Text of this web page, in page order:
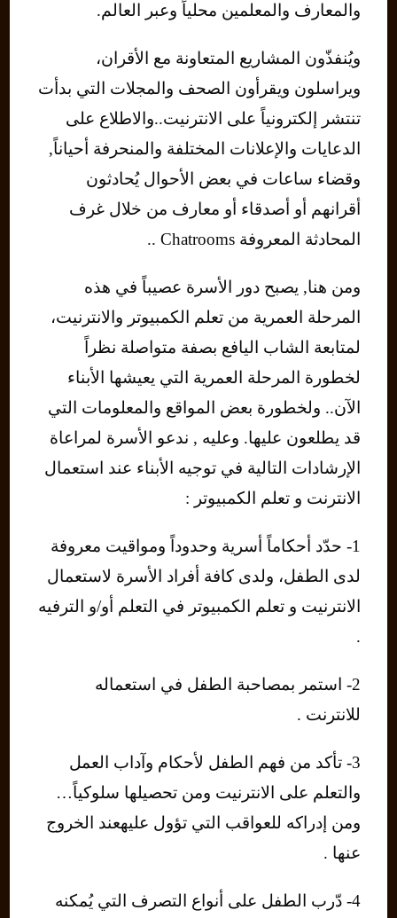
والمعارف والمعلمين محلياً وعبر العالم.
ويُنفذّون المشاريع المتعاونة مع الأقران،
ويراسلون ويقرأون الصحف والمجلات التي بدأت
تنتشر إلكترونياً على الانترنيت..والاطلاع على
الدعايات والإعلانات المختلفة والمنحرفة أحياناً,
وقضاء ساعات في بعض الأحوال يُحادثون
أقرانهم أو أصدقاء أو معارف من خلال غرف
المحادثة المعروفة Chatrooms ..
ومن هنا, يصبح دور الأسرة عصيباً في هذه
المرحلة العمرية من تعلم الكمبيوتر والانترنيت،
لمتابعة الشاب اليافع بصفة متواصلة نظراً
لخطورة المرحلة العمرية التي يعيشها الأبناء
الآن.. ولخطورة بعض المواقع والمعلومات التي
قد يطلعون عليها. وعليه , ندعو الأسرة لمراعاة
الإرشادات التالية في توجيه الأبناء عند استعمال
الانترنت و تعلم الكمبيوتر :
1- حدّد أحكاماً أسرية وحدوداً ومواقيت معروفة
لدى الطفل، ولدى كافة أفراد الأسرة لاستعمال
الانترنيت و تعلم الكمبيوتر في التعلم أو/و الترفيه
.
2- استمر بمصاحبة الطفل في استعماله
للانترنت .
3- تأكد من فهم الطفل لأحكام وآداب العمل
والتعلم على الانترنيت ومن تحصيلها سلوكياً…
ومن إدراكه للعواقب التي تؤول عليهعند الخروج
عنها .
4- دّرب الطفل على أنواع التصرف التي يُمكنه